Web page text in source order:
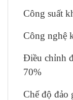
Công suất
Công nghệ
Điều chỉnh
70%
Chế độ đảo